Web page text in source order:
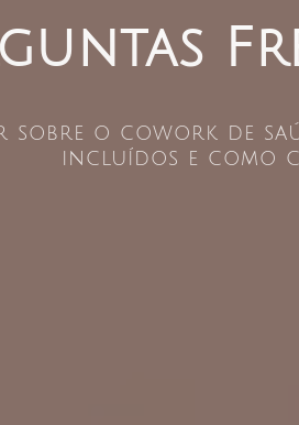
sobre o cowork de
incluídos e como